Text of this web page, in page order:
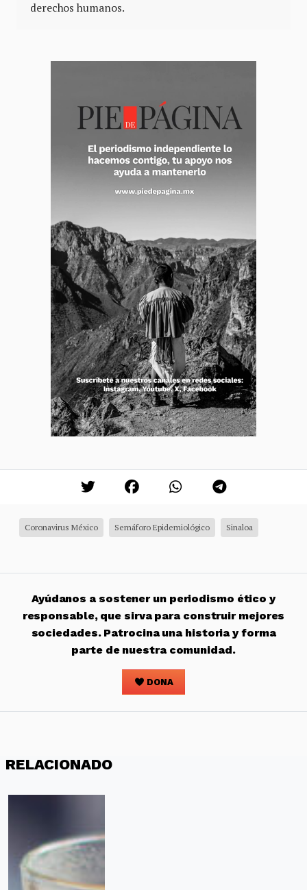
derechos humanos.
Coronavirus México Semáforo Epidemiológico Sinaloa
Ayúdanos a sostener un periodismo ético y
responsable, que sirva para construir mejores
sociedades. Patrocina una historia y forma
parte de nuestra comunidad.
DONA
RELACIONADO